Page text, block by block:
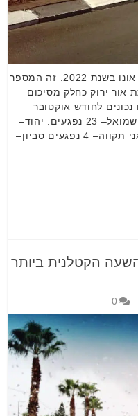
102נפגעים בתאונות דרכים בבבקעת אונו בשנת 2022. זה המספר
ירוק כחלק מסיכום
נכונים לחודש אוקטובר
2022. קריית אונו- 32 נפגעים. גבעת שמואל– 23 נפגעים. יהוד–
22 נפגעים. אור יהודה– 17 נפגעים. גני תקווה– 4 נפגעים סביון–
הקטלנית ביותר
0